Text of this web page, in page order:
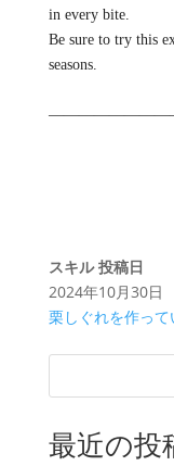
in every bite.
Be sure to try this
seasons.
スキル 投稿日
2024年10月30日
栗しぐれを作っ
最近の投